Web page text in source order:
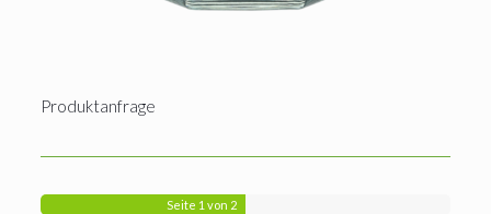
Produktanfrage
Seite 1 von 2